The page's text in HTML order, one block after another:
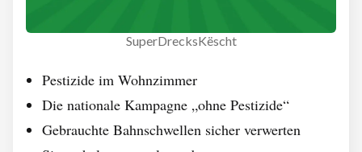
SuperDrecksKëscht
Pestizide im Wohnzimmer
Die nationale Kampagne „ohne Pestizide“
Gebrauchte Bahnschwellen sicher verwerten